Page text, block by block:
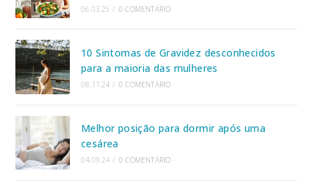
06.03.25 / 0 COMENTÁRIO
10 Sintomas de Gravidez desconhecidos
para a maioria das mulheres
08.11.24 / 0 COMENTÁRIO
Melhor posição para dormir após uma
cesárea
04.09.24 / 0 COMENTÁRIO